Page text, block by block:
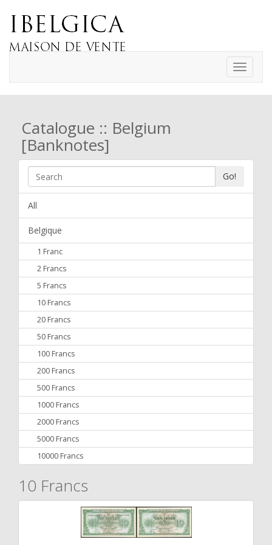
Toggle
Catalogue :: Belgium
[Banknotes]
Go!
All
Belgique
1 Franc
2 Francs
5 Francs
10 Francs
20 Francs
50 Francs
100 Francs
200 Francs
500 Francs
1000 Francs
2000 Francs
5000 Francs
10000 Francs
10 Francs